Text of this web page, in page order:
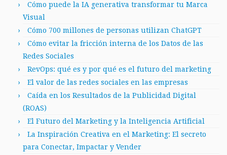
Cómo puede la IA generativa transformar tu Marca
Visual
Cómo 700 millones de personas utilizan ChatGPT
Cómo evitar la fricción interna de los Datos de las
Redes Sociales
RevOps: qué es y por qué es el futuro del marketing
El valor de las redes sociales en las empresas
Caída en los Resultados de la Publicidad Digital
(ROAS)
El Futuro del Marketing y la Inteligencia Artificial
La Inspiración Creativa en el Marketing: El secreto
para Conectar, Impactar y Vender